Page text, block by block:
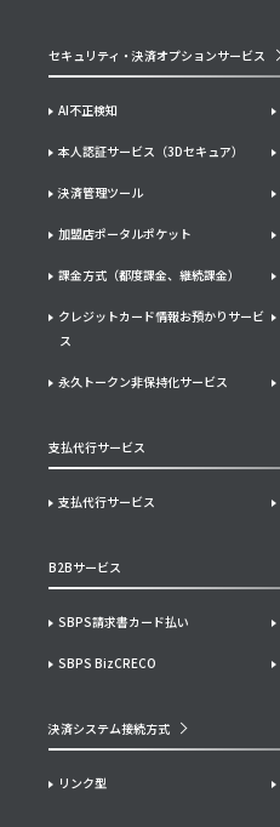
セキュリティ・決済オプションサービス
AI不正検知
本人認証サービス（3Dセキュア）
決済管理ツール
加盟店ポータルポケット
課金方式（都度課金、継続課金）
クレジットカード情報お預かりサービ
ス
永久トークン非保持化サービス
支払代行サービス
支払代行サービス
B2Bサービス
SBPS請求書カード払い
SBPS BizCRECO
決済システム接続方式
リンク型